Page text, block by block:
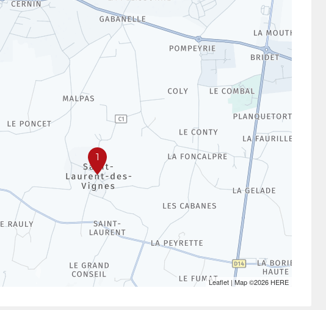
1
Leaflet| Map ©2026 HERE